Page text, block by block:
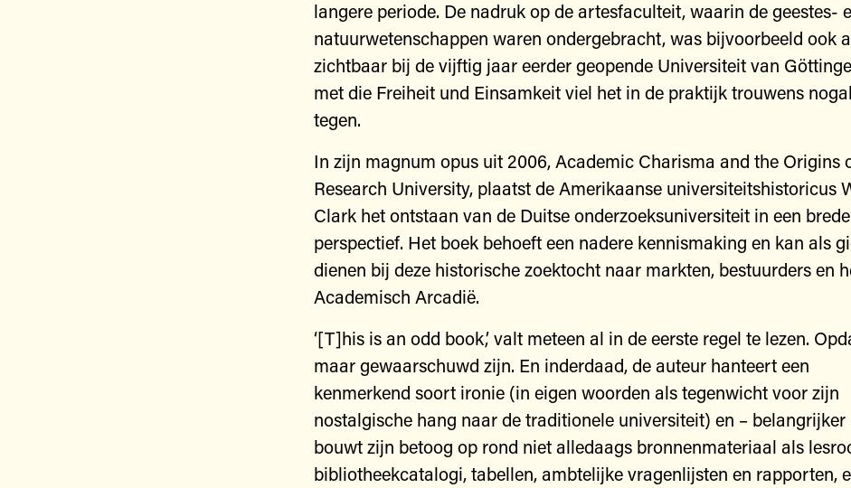
langere periode. De nadruk op de artesfaculteit, waarin de geestes-
natuurwetenschappen waren ondergebracht, was bijvoorbeeld ook
zichtbaar bij de vijftig jaar eerder geopende Universiteit van
met die Freiheit und Einsamkeit viel het in de praktijk trouwens nogal
tegen.
In zijn magnum opus uit 2006, Academic Charisma and the Origins
Research University, plaatst de Amerikaanse universiteitshistoricus
Clark het ontstaan van de Duitse onderzoeksuniversiteit in een
perspectief. Het boek behoeft een nadere kennismaking en kan als
dienen bij deze historische zoektocht naar markten, bestuurders en
Academisch Arcadië.
‘[T]his is an odd book,’ valt meteen al in de eerste regel te lezen.
maar gewaarschuwd zijn. En inderdaad, de auteur hanteert een
kenmerkend soort ironie (in eigen woorden als tegenwicht voor zijn
nostalgische hang naar de traditionele universiteit) en – belangrijker
bouwt zijn betoog op rond niet alledaags bronnenmateriaal als
bibliotheekcatalogi, tabellen, ambtelijke vragenlijsten en rapporten,